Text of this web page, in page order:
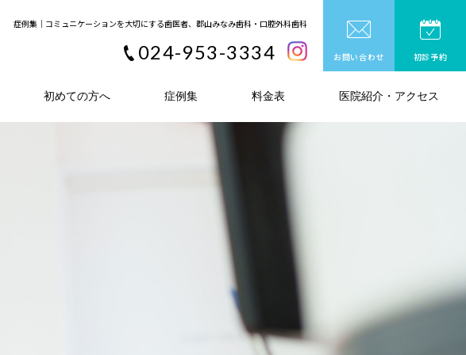
症例集│コミュニケーションを大切にする歯医者、郡山みなみ歯科・口腔外科歯科
024-953-3334 お問い合わせ 初診予約
初めての方へ 症例集 料金表 医院紹介・アクセス